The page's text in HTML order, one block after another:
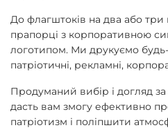
До флагштоків на два або
прапорці з корпоративною
логотипом. Ми друкуємо будь-
патріотичні, рекламні,
Продуманий вибір і догляд
дасть вам змогу ефективно
патріотизм і поліпшити